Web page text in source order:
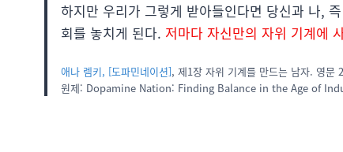
하지만 우리가 그렇게 받아들인다면 당신과 나,
회를 놓치게 된다. 저마다 자신만의 자위 기계에
애나 렘키, [도파민네이션], 제1장 자위 기계를 만드는 남자. 영문
원제: Dopamine Nation: Finding Balance in the Age of